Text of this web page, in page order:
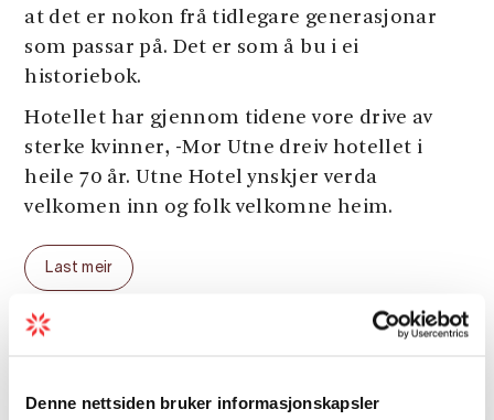
Denne nettsiden bruker informasjonskapsler
at det er nokon frå tidlegare generasjonar
som passar på. Det er som å bu i ei
historiebok.
Hotellet har gjennom tidene vore drive av
sterke kvinner, -Mor Utne dreiv hotellet i
heile 70 år. Utne Hotel ynskjer verda
velkomen inn og folk velkomne heim.
Sjekk gjerne ut denne
alternative aktivitetar medan du er hjå oss.
Last meir